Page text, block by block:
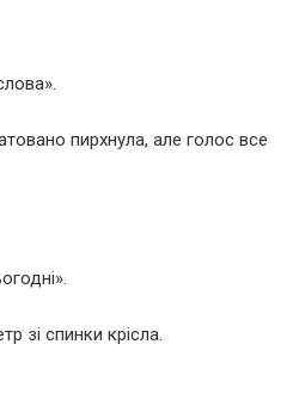
пирхнула, але голос все
зі спинки крісла.